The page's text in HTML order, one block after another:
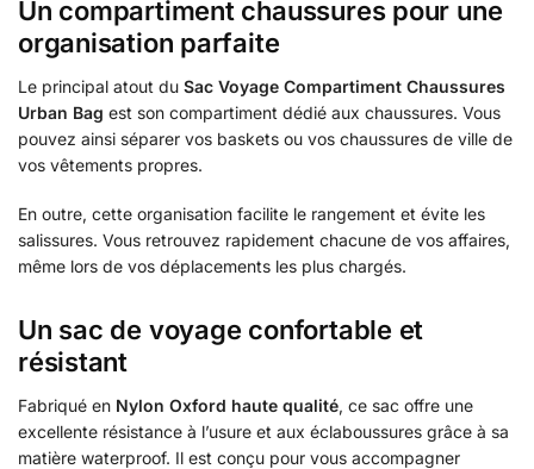
Un compartiment chaussures pour une
organisation parfaite
Le principal atout du Sac Voyage Compartiment Chaussures
Urban Bag est son compartiment dédié aux chaussures. Vous
pouvez ainsi séparer vos baskets ou vos chaussures de ville de
vos vêtements propres.
En outre, cette organisation facilite le rangement et évite les
salissures. Vous retrouvez rapidement chacune de vos affaires,
même lors de vos déplacements les plus chargés.
Un sac de voyage confortable et
résistant
Fabriqué en Nylon Oxford haute qualité, ce sac offre une
excellente résistance à l’usure et aux éclaboussures grâce à sa
matière waterproof. Il est conçu pour vous accompagner